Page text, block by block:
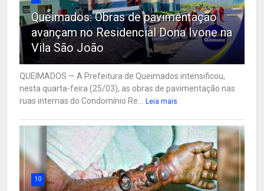
Queimados: Obras de pavimentação
avançam no Residencial Dona Ivone na
Vila São João
QUEIMADOS — A Prefeitura de Queimados intensificou,
nesta quarta-feira (25/03), as obras de pavimentação nas
ruas internas do Condomínio Re...
Leia mais
10